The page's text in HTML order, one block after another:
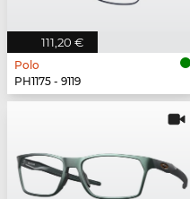
111,20 €
Polo
PH1175 - 9119